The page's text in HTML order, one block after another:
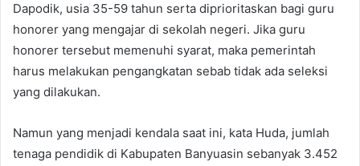
Dapodik, usia 35-59 tahun serta diprioritaskan bagi guru
honorer yang mengajar di sekolah negeri. Jika guru
honorer tersebut memenuhi syarat, maka pemerintah
harus melakukan pengangkatan sebab tidak ada seleksi
yang dilakukan.
Namun yang menjadi kendala saat ini, kata Huda, jumlah
tenaga pendidik di Kabupaten Banyuasin sebanyak 3.452